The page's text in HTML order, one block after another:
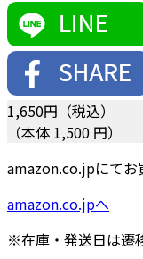
1,650円（税込）
（本体 1,500 円）
amazon.co.jpにてお
amazon.co.jpへ
※在庫・発送日は遷